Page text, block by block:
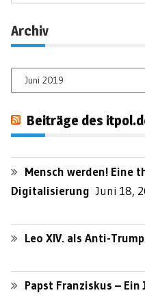
Archiv
Archiv
Beiträge des
Mensch werden! Eine
Digitalisierung Juni 18,
Leo XIV. als Anti-Trump
Papst Franziskus – Ein